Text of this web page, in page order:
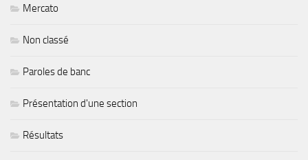
Mercato
Non classé
Paroles de banc
Présentation d'une section
Résultats